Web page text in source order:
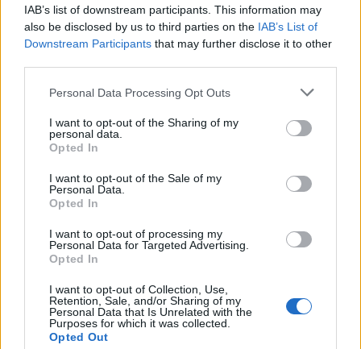
IAB’s list of downstream participants. This information may
also be disclosed by us to third parties on the IAB’s List of
Downstream Participants that may further disclose it to other
Please note that this website/app uses one or more Google
not limited to your visit or usage behaviour. You may click to
grant or deny consent to Google and its third-party tags to
use your data for below specified purposes in below Google
consent section.
Personal Data Processing Opt Outs
I want to opt-out of the Sharing of my
personal data.
Opted In
I want to opt-out of the Sale of my
Personal Data.
Opted In
I want to opt-out of processing my
Personal Data for Targeted Advertising.
Opted In
I want to opt-out of Collection, Use,
Retention, Sale, and/or Sharing of my
Personal Data that Is Unrelated with the
Purposes for which it was collected.
Opted Out
Γιατί δεν απάντησε εάν υπάρχουν καταγγελίες για
τον αξιωματικό που προτείνει για επικεφαλής στο
Καταλήγοντας σημειώνει: «Περιμένουμε μαζί με
τις απαντήσεις από τον κ. Θεοδωρικάκο και την
παραίτησή του».